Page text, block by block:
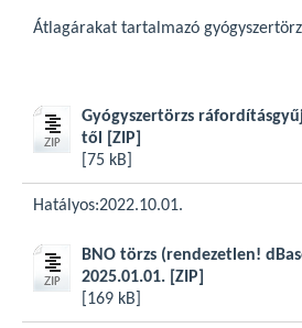
Átlagárakat tartalmazó
Gyógyszertörzs
től
[ZIP]
[75 kB]
Hatályos:2022.10.01.
BNO törzs (rendezetlen!
2025.01.01. [ZIP]
[169 kB]